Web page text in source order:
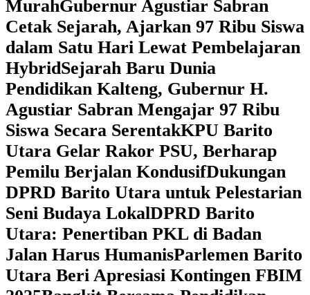
MurahGubernur Agustiar Sabran
Cetak Sejarah, Ajarkan 97 Ribu Siswa
dalam Satu Hari Lewat Pembelajaran
HybridSejarah Baru Dunia
Pendidikan Kalteng, Gubernur H.
Agustiar Sabran Mengajar 97 Ribu
Siswa Secara SerentakKPU Barito
Utara Gelar Rakor PSU, Berharap
Pemilu Berjalan KondusifDukungan
DPRD Barito Utara untuk Pelestarian
Seni Budaya LokalDPRD Barito
Utara: Penertiban PKL di Badan
Jalan Harus HumanisParlemen Barito
Utara Beri Apresiasi Kontingen FBIM